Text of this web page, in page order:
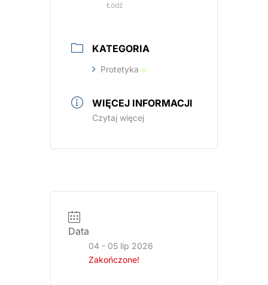
Łódź
KATEGORIA
Protetyka
WIĘCEJ INFORMACJI
Czytaj więcej
Data
04 - 05 lip 2026
Zakończone!